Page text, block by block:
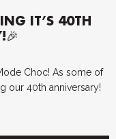
IT’S 40TH
Choc! As some of
our 40th anniversary!